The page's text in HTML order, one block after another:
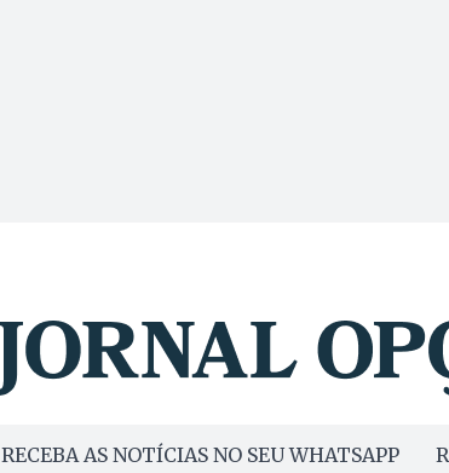
RECEBA AS NOTÍCIAS NO SEU WHATSAPP